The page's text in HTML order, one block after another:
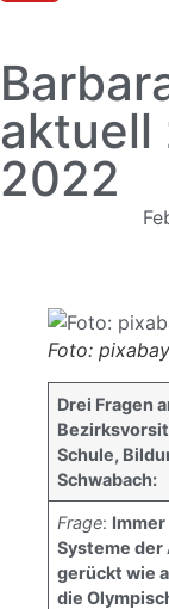
aktuell
2022
Foto: pixabay
Drei Fragen
Schule,
Schwabach:
Frage:
Systeme
gerückt wie
die